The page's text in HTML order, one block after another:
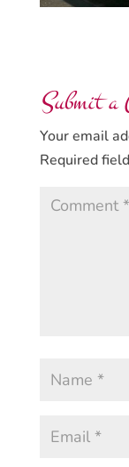
Submit a
Your email
Required